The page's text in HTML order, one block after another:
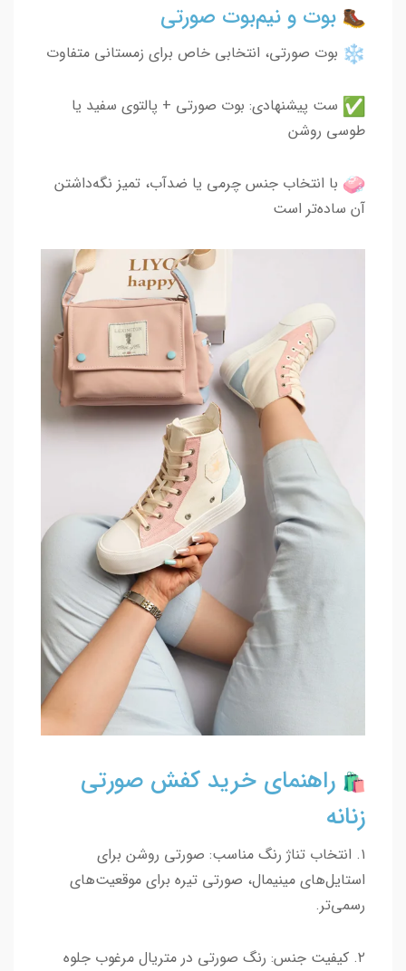
بوت و نیم‌بوت صورتی
بوت صورتی، انتخابی خاص برای زمستانی متفاوت
ست پیشنهادی: بوت صورتی + پالتوی سفید یا
طوسی روشن
با انتخاب جنس چرمی یا ضدآب، تمیز نگه‌داشتن
آن ساده‌تر است
راهنمای خرید کفش صورتی
زنانه
۱. انتخاب تناژ رنگ مناسب: صورتی روشن برای
استایل‌های مینیمال، صورتی تیره برای موقعیت‌های
رسمی‌تر.
۲. کیفیت جنس: رنگ صورتی در متریال مرغوب جلوه